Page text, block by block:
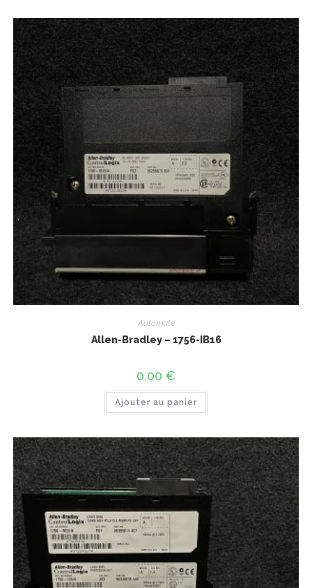
Automate
Allen-Bradley – 1756-IB16
0,00 €
Ajouter au panier